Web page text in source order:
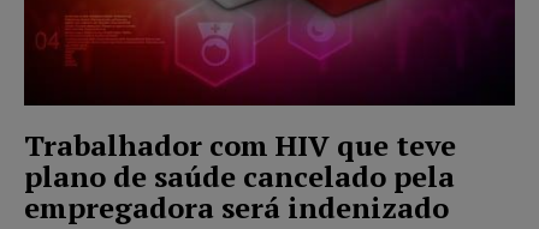
Trabalhador com HIV que teve
plano de saúde cancelado pela
empregadora será indenizado